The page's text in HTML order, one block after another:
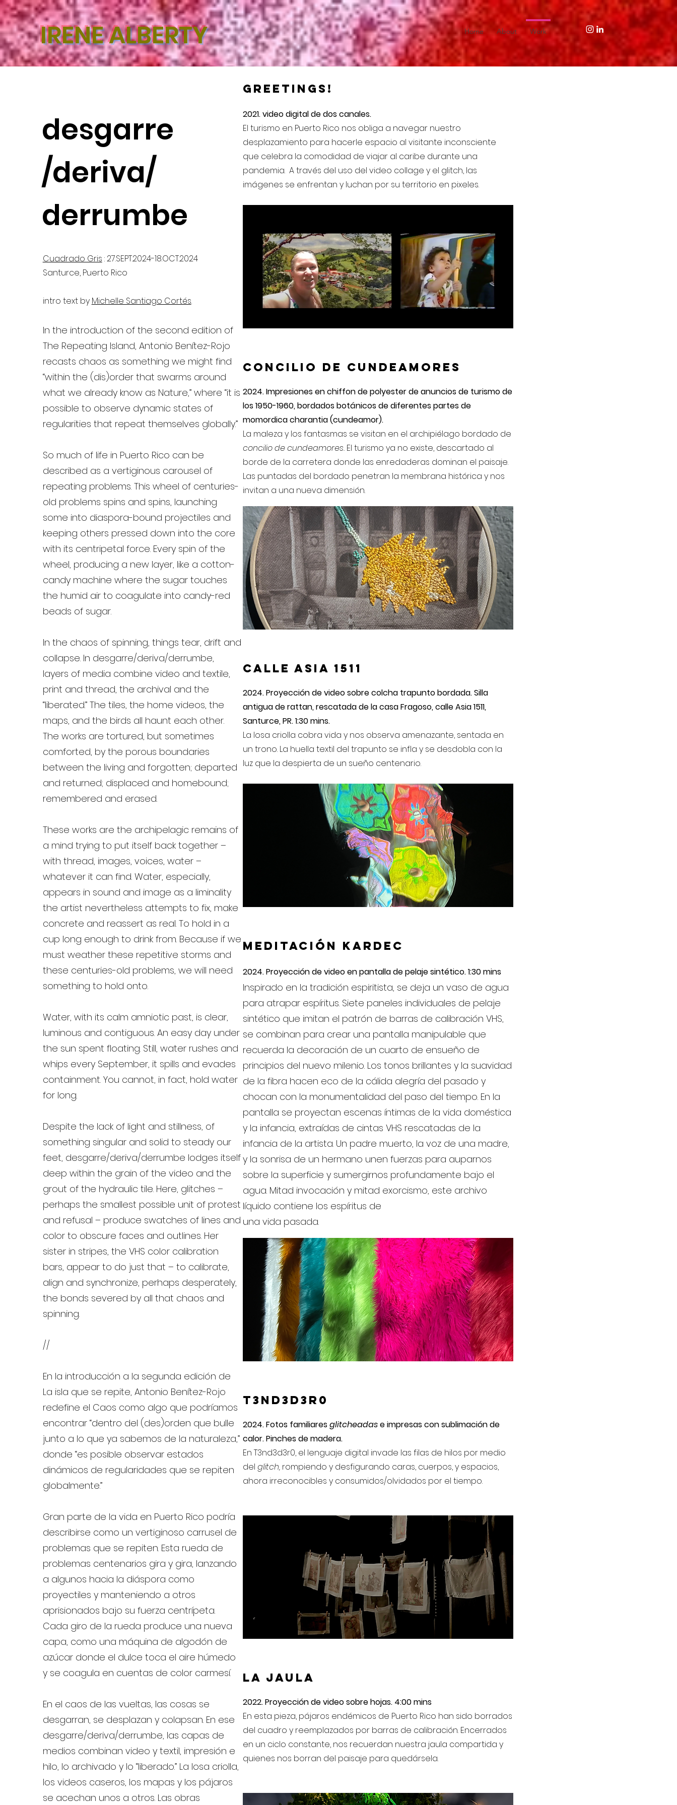
IRENE ALBERTY Home About Work
desgarre
/deriva/
derrumbe
Cuadrado Gris : 27.SEPT.2024-18.OCT.2024
Santurce, Puerto Rico
intro text by Michelle Santiago Cortés.
In the introduction of the second edition of
The Repeating Island, Antonio Benítez-Rojo
recasts chaos as something we might find
“within the (dis)order that swarms around
what we already know as Nature,” where “it is
possible to observe dynamic states of
regularities that repeat themselves globally.”
So much of life in Puerto Rico can be
described as a vertiginous carousel of
repeating problems. This wheel of centuries-
old problems spins and spins, launching
some into diaspora-bound projectiles and
keeping others pressed down into the core
with its centripetal force. Every spin of the
wheel, producing a new layer, like a cotton-
candy machine where the sugar touches
the humid air to coagulate into candy-red
beads of sugar.
In the chaos of spinning, things tear, drift and
collapse. In desgarre/deriva/derrumbe,
layers of media combine video and textile,
print and thread, the archival and the
“liberated.” The tiles, the home videos, the
maps, and the birds all haunt each other.
The works are tortured, but sometimes
comforted, by the porous boundaries
between the living and forgotten; departed
and returned; displaced and homebound;
remembered and erased.
These works are the archipelagic remains of
a mind trying to put itself back together –
with thread, images, voices, water –
whatever it can find. Water, especially,
appears in sound and image as a liminality
the artist nevertheless attempts to fix, make
concrete and reassert as real. To hold in a
cup long enough to drink from. Because if we
must weather these repetitive storms and
these centuries-old problems, we will need
something to hold onto.
Water, with its calm amniotic past, is clear,
luminous and contiguous. An easy day under
the sun spent floating. Still, water rushes and
whips every September, it spills and evades
containment. You cannot, in fact, hold water
for long.
Despite the lack of light and stillness, of
something singular and solid to steady our
feet, desgarre/deriva/derrumbe lodges itself
deep within the grain of the video and the
grout of the hydraulic tile. Here, glitches –
perhaps the smallest possible unit of protest
and refusal – produce swatches of lines and
color to obscure faces and outlines. Her
sister in stripes, the VHS color calibration
bars, appear to do just that – to calibrate,
align and synchronize, perhaps desperately,
the bonds severed by all that chaos and
spinning.
//
En la introducción a la segunda edición de
La isla que se repite, Antonio Benítez-Rojo
redefine el Caos como algo que podríamos
encontrar “dentro del (des)orden que bulle
junto a lo que ya sabemos de la naturaleza,”
donde “es posible observar estados
dinámicos de regularidades que se repiten
globalmente.”
Gran parte de la vida en Puerto Rico podría
describirse como un vertiginoso carrusel de
problemas que se repiten. Esta rueda de
problemas centenarios gira y gira, lanzando
a algunos hacia la diáspora como
proyectiles y manteniendo a otros
aprisionados bajo su fuerza centrípeta.
Cada giro de la rueda produce una nueva
capa, como una máquina de algodón de
azúcar donde el dulce toca el aire húmedo
y se coagula en cuentas de color carmesí.
En el caos de las vueltas, las cosas se
desgarran, se desplazan y colapsan. En ese
desgarre/deriva/derrumbe, las capas de
medios combinan video y textil, impresión e
hilo, lo archivado y lo “liberado.” La losa criolla,
los videos caseros, los mapas y los pájaros
se acechan unos a otros. Las obras
Greetings!
2021. video digital de dos canales.
El turismo en Puerto Rico nos obliga a navegar nuestro
desplazamiento para hacerle espacio al visitante inconsciente
que celebra la comodidad de viajar al caribe durante una
pandemia. A través del uso del video collage y el glitch, las
imágenes se enfrentan y luchan por su territorio en pixeles.
Concilio de Cundeamores
2024. Impresiones en chiffon de polyester de anuncios de turismo de
los 1950-1960, bordados botánicos de diferentes partes de
momordica charantia (cundeamor).
La maleza y los fantasmas se visitan en el archipiélago bordado de
concilio de cundeamores. El turismo ya no existe, descartado al
borde de la carretera donde las enredaderas dominan el paisaje.
Las puntadas del bordado penetran la membrana histórica y nos
invitan a una nueva dimensión.
calle Asia 1511
2024. Proyección de video sobre colcha trapunto bordada. Silla
antigua de rattan, rescatada de la casa Fragoso, calle Asia 1511,
Santurce, PR. 1:30 mins.
La losa criolla cobra vida y nos observa amenazante, sentada en
un trono. La huella textil del trapunto se infla y se desdobla con la
luz que la despierta de un sueño centenario.
Meditación Kardec
2024. Proyección de video en pantalla de pelaje sintético. 1:30 mins
Inspirado en la tradición espiritista, se deja un vaso de agua
para atrapar espíritus. Siete paneles individuales de pelaje
sintético que imitan el patrón de barras de calibración VHS,
se combinan para crear una pantalla manipulable que
recuerda la decoración de un cuarto de ensueño de
principios del nuevo milenio. Los tonos brillantes y la suavidad
de la fibra hacen eco de la cálida alegría del pasado y
chocan con la monumentalidad del paso del tiempo. En la
pantalla se proyectan escenas íntimas de la vida doméstica
y la infancia, extraídas de cintas VHS rescatadas de la
infancia de la artista. Un padre muerto, la voz de una madre,
y la sonrisa de un hermano unen fuerzas para auparnos
sobre la superficie y sumergirnos profundamente bajo el
agua. Mitad invocación y mitad exorcismo, este archivo
líquido contiene los espíritus de
una vida pasada.
T3nd3d3r0
2024. Fotos familiaresglitcheadase impresas con sublimación de
calor. Pinches de madera.
En T3nd3d3r0, el lenguaje digital invade las filas de hilos por medio
del glitch, rompiendo y desfigurando caras, cuerpos, y espacios,
ahora irreconocibles y consumidos/olvidados por el tiempo.
La Jaula
2022. Proyección de video sobre hojas. 4:00 mins
En esta pieza, pájaros endémicos de Puerto Rico han sido borrados
del cuadro y reemplazados por barras de calibración. Encerrados
en un ciclo constante, nos recuerdan nuestra jaula compartida y
quienes nos borran del paisaje para quedársela.